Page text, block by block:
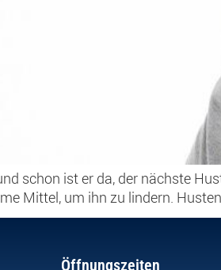
schon ist er da, der nächste
Mittel, um ihn zu lindern.
Öffnungszeiten